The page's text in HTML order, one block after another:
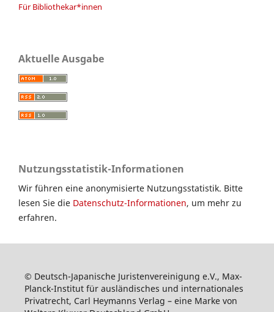
Für Bibliothekar*innen
Aktuelle Ausgabe
Nutzungsstatistik-Informationen
Wir führen eine anonymisierte Nutzungsstatistik. Bitte
lesen Sie die Datenschutz-Informationen, um mehr zu
erfahren.
© Deutsch-Japanische Juristenvereinigung e.V., Max-
Planck-Institut für ausländisches und internationales
Privatrecht, Carl Heymanns Verlag – eine Marke von